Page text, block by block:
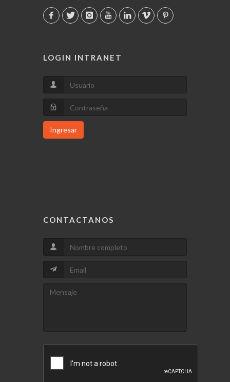
LOGIN INTRANET
Ingresar
CONTACTANOS